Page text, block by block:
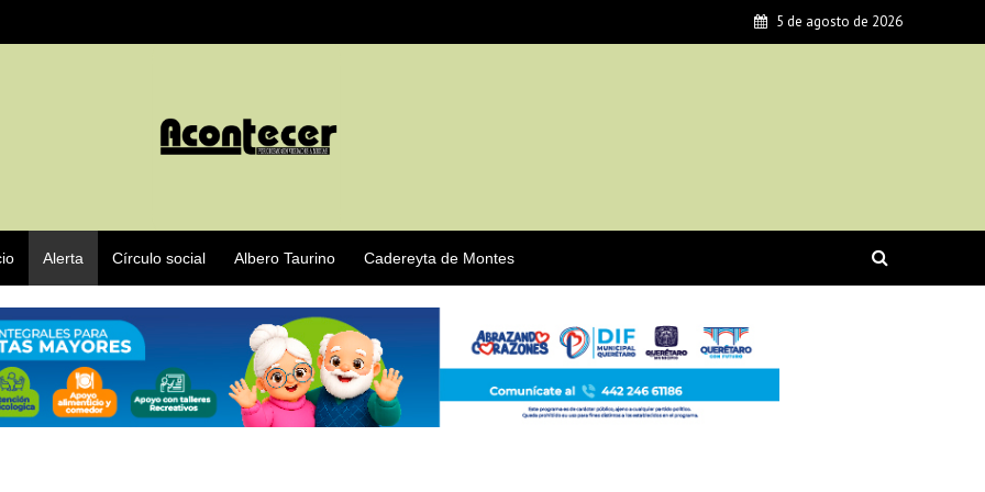
5 de agosto de 2026
Alerta Círculo social Albero Taurino Cadereyta de Montes